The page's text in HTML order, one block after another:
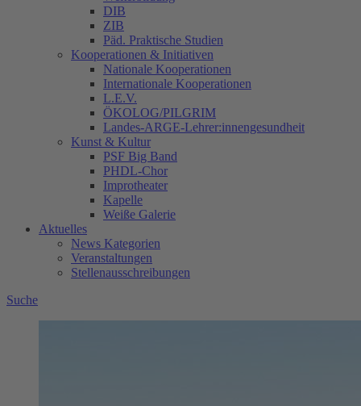
DIB
ZIB
Päd. Praktische Studien
Kooperationen & Initiativen
Nationale Kooperationen
Internationale Kooperationen
L.E.V.
ÖKOLOG/PILGRIM
Landes-ARGE-Lehrer:innengesundheit
Kunst & Kultur
PSF Big Band
PHDL-Chor
Improtheater
Kapelle
Weiße Galerie
Aktuelles
News Kategorien
Veranstaltungen
Stellenausschreibungen
Suche